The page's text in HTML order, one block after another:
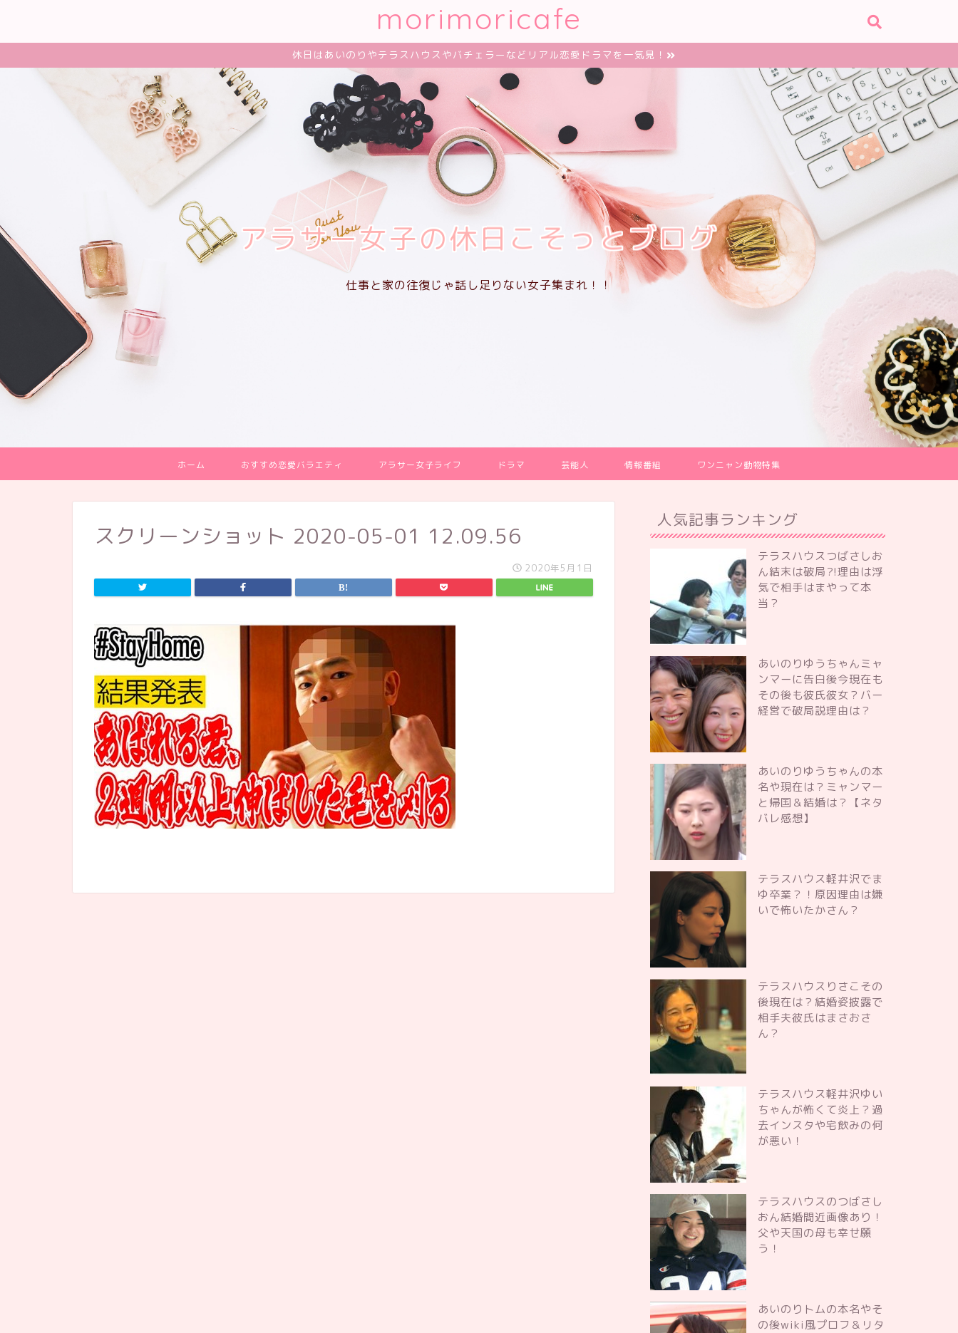
morimoricafe
休日はあいのりやテラスハウスやバチェラーなどリアル恋愛ドラマを一気見！
アラサー女子の休日こそっとブログ
仕事と家の往復じゃ話し足りない女子集まれ！！
ホーム おすすめ恋愛バラエティ アラサー女子ライフ ドラマ 芸能人 情報番組 ワンニャン動物特集
スクリーンショット 2020-05-01 12.09.56
2020年5月1日
人気記事ランキング
テラスハウスつばさしお
ん結末は破局?!理由は浮
気で相手はまやって本
当？
あいのりゆうちゃんミャ
ンマーに告白後今現在も
その後も彼氏彼女？バー
経営で破局説理由は？
あいのりゆうちゃんの本
名や現在は？ミャンマー
と帰国＆結婚は？【ネタ
バレ感想】
テラスハウス軽井沢でま
ゆ卒業？！原因理由は嫌
いで怖いたかさん？
テラスハウスりさこその
後現在は？結婚姿披露で
相手夫彼氏はまさおさ
ん？
テラスハウス軽井沢ゆい
ちゃんが怖くて炎上？過
去インスタや宅飲みの何
が悪い！
テラスハウスのつばさし
おん結婚間近画像あり！
父や天国の母も幸せ願
う！
あいのりトムの本名やそ
の後wiki風プロフ＆リタ